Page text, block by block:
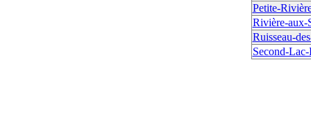
Petite-
Rivière-aux-
Ruisseau-
Second-